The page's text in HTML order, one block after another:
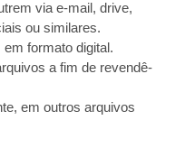
via e-mail, drive,
ou similares.
formato digital.
a fim de revendê-
em outros arquivos